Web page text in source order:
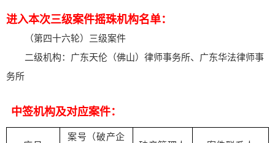
进入本次三级案件摇珠机构名单：
（第四十六轮）三级案件
二级机构：广东天伦（佛山）律师事务所、广东华法律师事
务所
中签机构及对应案件：
案号（破产企